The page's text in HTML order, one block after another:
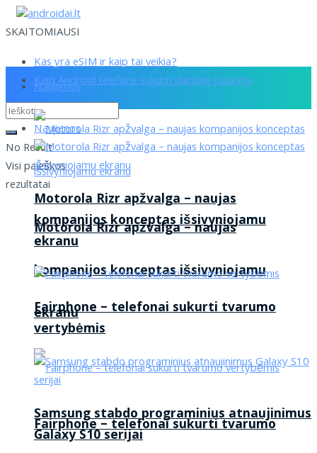
SKAITOMIAUSI
Kas yra eSIM ir kaip tai veikia?
Kaip Android telefone sukurti darbinę paskyrą
No Result
Visi paieškos
rezultatai
Naujienos
Motorola Rizr apžvalga – naujas
kompanijos konceptas išsivyniojamu
ekranu
Fairphone – telefonai sukurti tvarumo
Naujienos
Motorola Rizr apžvalga – naujas
kompanijos konceptas išsivyniojamu
ekranu
Fairphone – telefonai sukurti tvarumo
vertybėmis
Samsung stabdo programinius atnaujinimus
Galaxy S10 serijai